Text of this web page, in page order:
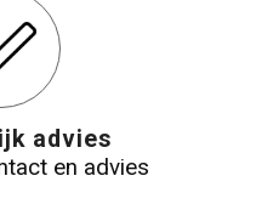
advies
en advies